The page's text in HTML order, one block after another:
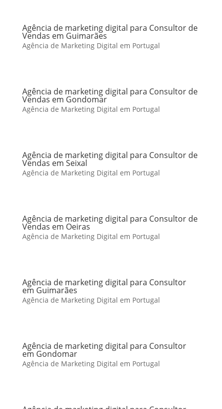
Agência de marketing digital para Consultor de
Vendas em Guimarães
Agência de Marketing Digital em Portugal
Agência de marketing digital para Consultor de
Vendas em Gondomar
Agência de Marketing Digital em Portugal
Agência de marketing digital para Consultor de
Vendas em Seixal
Agência de Marketing Digital em Portugal
Agência de marketing digital para Consultor de
Vendas em Oeiras
Agência de Marketing Digital em Portugal
Agência de marketing digital para Consultor
em Guimarães
Agência de Marketing Digital em Portugal
Agência de marketing digital para Consultor
em Gondomar
Agência de Marketing Digital em Portugal